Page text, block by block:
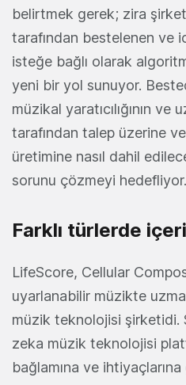
belirtmek gerek; zira
tarafından bestelenen ve
isteğe bağlı olarak
yeni bir yol sunuyor.
müzikal yaratıcılığının ve
tarafından talep üzerine
üretimine nasıl dahil
sorunu çözmeyi hedefliyor.
Farklı türlerde
LifeScore, Cellular
uyarlanabilir müzikte
müzik teknolojisi şirketidi.
zeka müzik teknolojisi
bağlamına ve